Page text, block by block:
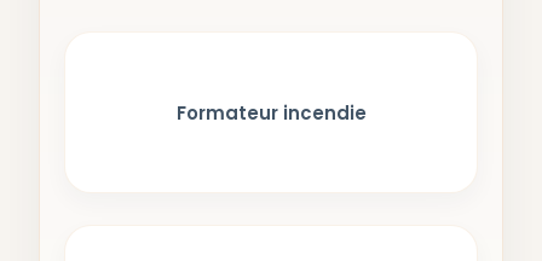
Formateur incendie